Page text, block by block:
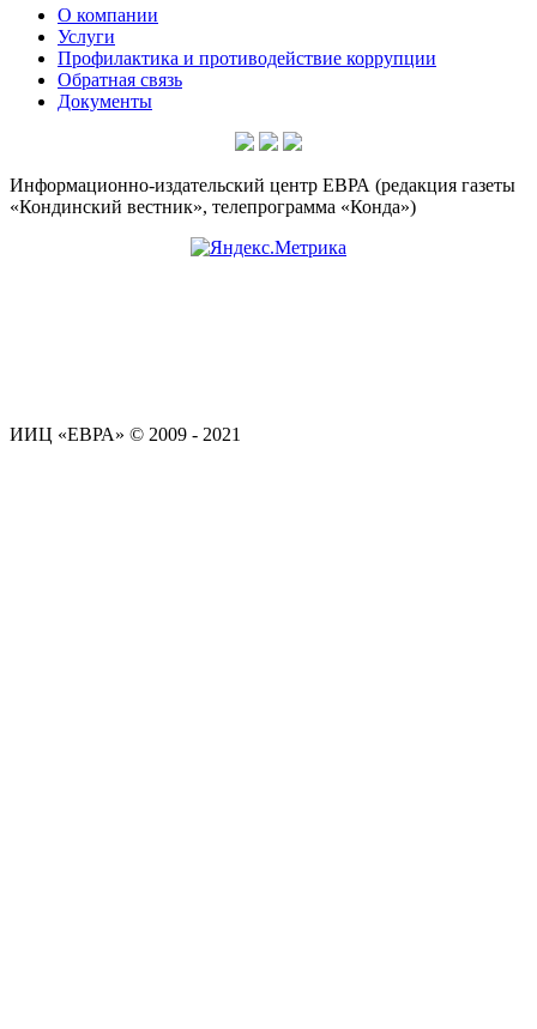
О компании
Услуги
Профилактика и противодействие коррупции
Обратная связь
Документы
Информационно-издательский центр ЕВРА (редакция газеты
«Кондинский вестник», телепрограмма «Конда»)
ИИЦ «ЕВРА» © 2009 - 2021